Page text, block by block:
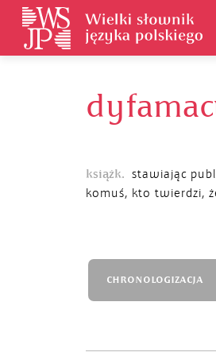
książk. stawiając
komuś, kto twierdzi,
CHRONOLOGIZACJA